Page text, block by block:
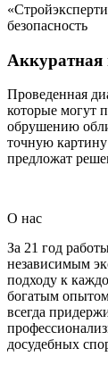
безопасность
Аккуратная
Проведенная
которые могут
обрушению
точную картину
предложат
О нас
За 21 год
независимым
подходу к
богатым
всегда
досудебных